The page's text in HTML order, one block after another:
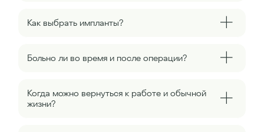
Как выбрать импланты?
Больно ли во время и после операции?
Когда можно вернуться к работе и обычной
жизни?